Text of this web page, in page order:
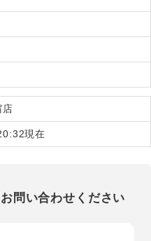
店
現在
問い合わせください